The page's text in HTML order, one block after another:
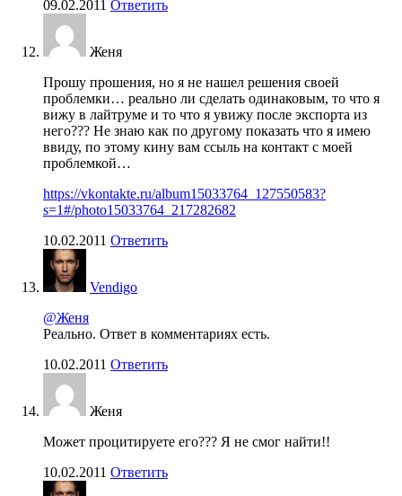
09.02.2011 Ответить
Женя
Прошу прошения, но я не нашел решения своей
проблемки… реально ли сделать одинаковым, то что я
вижу в лайтруме и то что я увижу после экспорта из
него??? Не знаю как по другому показать что я имею
ввиду, по этому кину вам ссыль на контакт с моей
проблемкой…
https://vkontakte.ru/album15033764_127550583?
s=1#/photo15033764_217282682
10.02.2011 Ответить
Vendigo
@Женя
Реально. Ответ в комментариях есть.
10.02.2011 Ответить
Женя
Может процитируете его??? Я не смог найти!!
10.02.2011 Ответить